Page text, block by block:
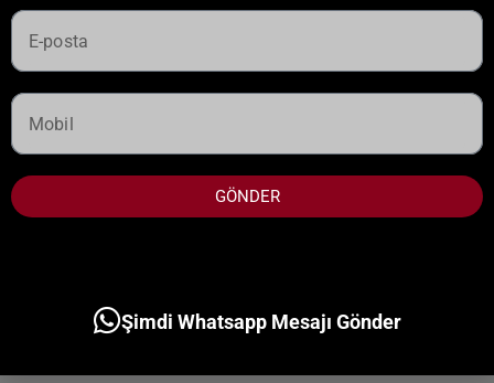
GÖNDER
Şimdi Whatsapp Mesajı Gönder